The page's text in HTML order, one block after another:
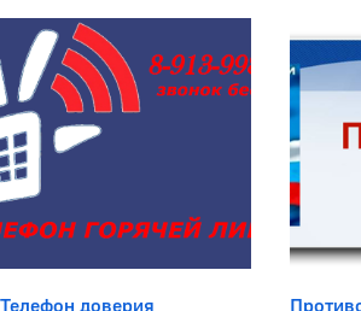
Телефон доверия